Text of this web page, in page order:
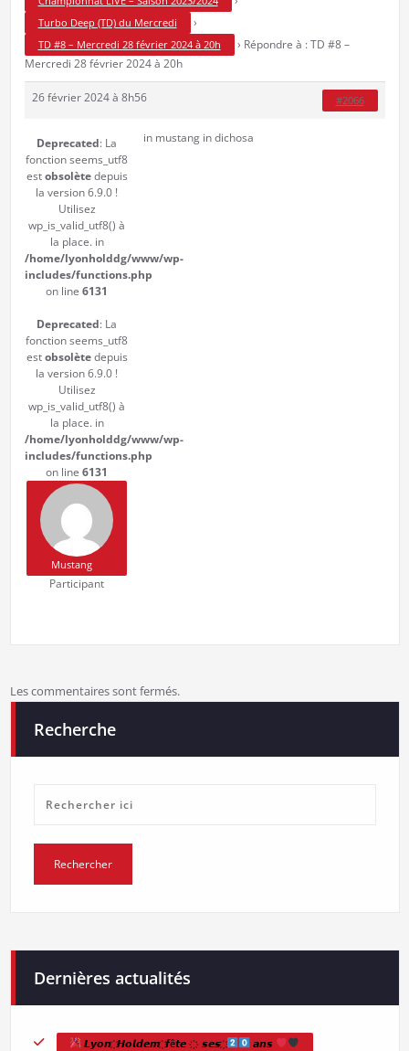
Turbo Deep (TD) du Mercredi ›
TD #8 – Mercredi 28 février 2024 à 20h › Répondre à : TD #8 –
Mercredi 28 février 2024 à 20h
26 février 2024 à 8h56 #2066
Deprecated: La
fonction seems_utf8
estobsolètedepuis
la version 6.9.0 !
Utilisez
wp_is_valid_utf8() à
la place. in
/home/lyonholddg/www/wp-
includes/functions.php
on line 6131
Deprecated: La
fonction seems_utf8
estobsolètedepuis
la version 6.9.0 !
Utilisez
wp_is_valid_utf8() à
la place. in
/home/lyonholddg/www/wp-
includes/functions.php
on line 6131
Mustang
Participant
in mustang in dichosa
Les commentaires sont fermés.
Recherche
Dernières actualités
𝙇𝙮𝙤𝙣 ҉ 𝙃𝙤𝙡𝙙𝙚𝙢 ҉ 𝙛ê𝙩𝙚 ҉ 𝙨𝙚𝙨 ҉ 𝙖𝙣𝙨